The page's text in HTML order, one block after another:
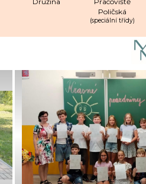
Poličská
(speciální třídy)